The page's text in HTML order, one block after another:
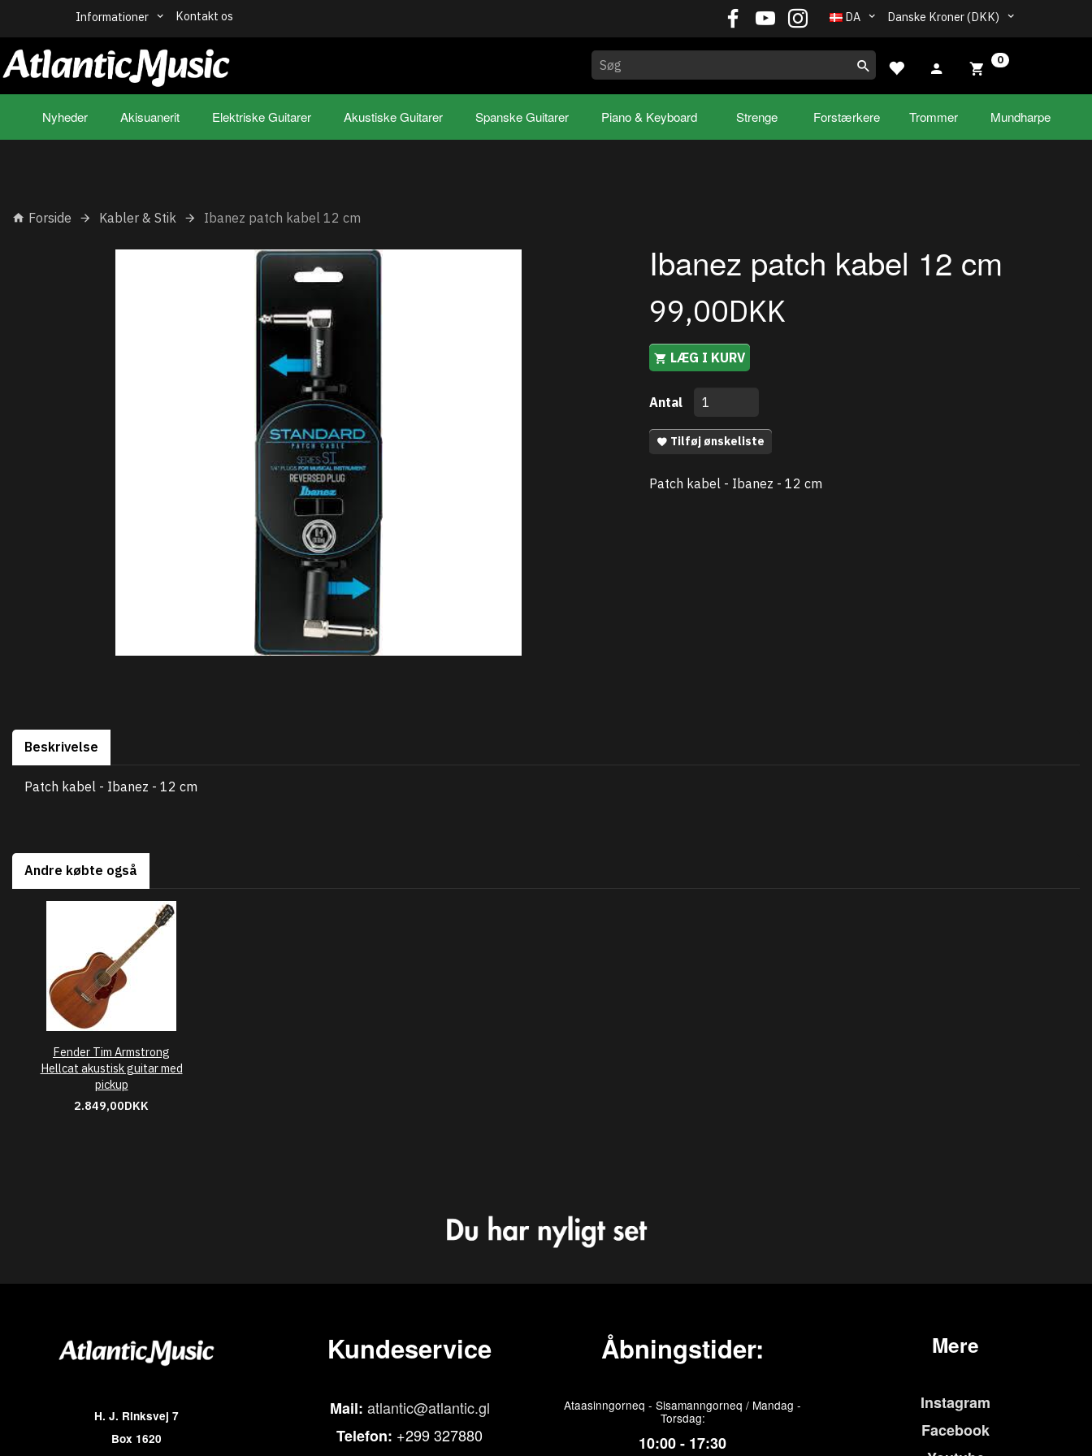
Danske Kroner (DKK)
DA
Informationer Kontakt os
0
Nyheder Akisuanerit Elektriske Guitarer Akustiske Guitarer Spanske Guitarer Piano & Keyboard Strenge Forstærkere Trommer Mundharpe
Forside Kabler & Stik Ibanez patch kabel 12 cm
Ibanez patch kabel 12 cm
99,00DKK
LÆG I KURV
Antal
Tilføj ønskeliste
Patch kabel - Ibanez - 12 cm
Beskrivelse
Patch kabel - Ibanez - 12 cm
Andre købte også
Fender Tim Armstrong
Hellcat akustisk guitar med
pickup
2.849,00DKK
H. J. Rinksvej 7
Box 1620
Kundeservice
Mail: atlantic@atlantic.gl
Telefon: +299 327880
Åbningstider:
Ataasinngorneq - Sisamanngorneq / Mandag -
Torsdag:
10:00 - 17:30
Mere
Instagram
Facebook